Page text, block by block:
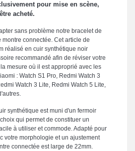
pour mise en scène,
acheté.
sans problème notre bracelet de
connectée. Cet article de
réalisé en cuir synthétique noir
recommandé afin de réviser votre
mesure où il est approprié avec les
: Watch S1 Pro, Redmi Watch 3
Watch 3 Lite, Redmi Watch 5 Lite,
synthétique est muni d'un fermoir
qui permet de constituer un
à utiliser et commode. Adapté pour
votre morphologie et un ajustement
connectée est large de 22mm.